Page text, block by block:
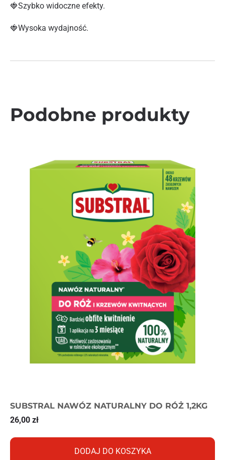
🍓Szybko widoczne efekty.
🍓Wysoka wydajność.
Podobne produkty
SUBSTRAL NAWÓZ NATURALNY DO RÓŻ 1,2KG
26,00 zł
DODAJ DO KOSZYKA